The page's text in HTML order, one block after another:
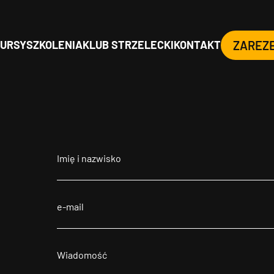
SZKOLENIAKLUB STRZELECKIKONTAKT